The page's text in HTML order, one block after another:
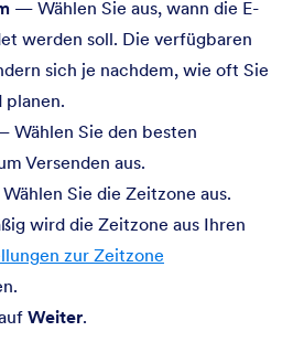
— Wählen Sie aus, wann die E-
werden soll. Die verfügbaren
sich je nachdem, wie oft Sie
planen.
Wählen Sie den besten
Versenden aus.
Sie die Zeitzone aus.
wird die Zeitzone aus Ihren
zur Zeitzone
Weiter.